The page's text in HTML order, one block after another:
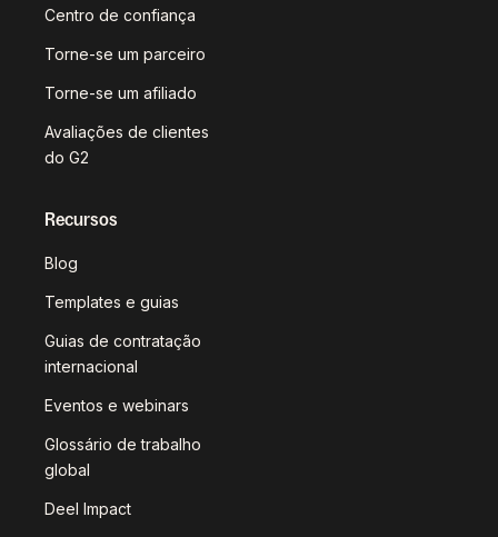
Centro de confiança
Torne-se um parceiro
Torne-se um afiliado
Avaliações de clientes
do G2
Recursos
Blog
Templates e guias
Guias de contratação
internacional
Eventos e webinars
Glossário de trabalho
global
Deel Impact